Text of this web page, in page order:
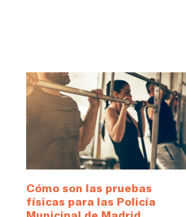
Cómo son las pruebas
físicas para las Policía